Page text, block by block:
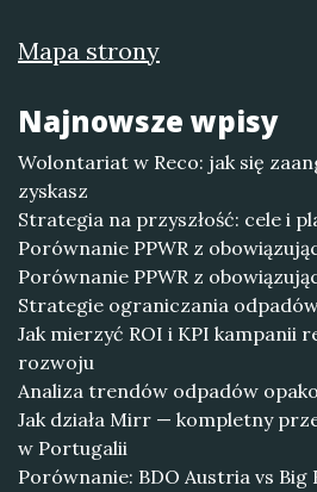
Mapa strony
Najnowsze wpisy
Wolontariat w Reco: jak się
zyskasz
Strategia na przyszłość: cele i
Porównanie PPWR z
Porównanie PPWR z
Strategie ograniczania
Jak mierzyć ROI i KPI kampanii
rozwoju
Analiza trendów odpadów
Jak działa Mirr — kompletny
w Portugalii
Porównanie: BDO Austria vs